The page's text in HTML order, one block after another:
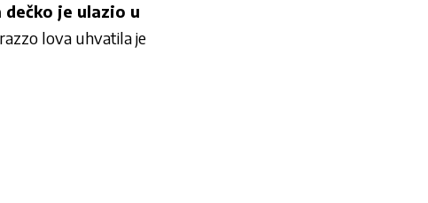
dečko je ulazio u
lova uhvatila je